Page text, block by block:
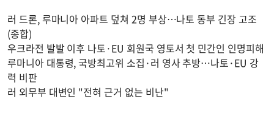
러 드론, 루마니아 아파트 덮쳐 2명 부상…나토 동부 긴장 고조
(종합)
우크라전 발발 이후 나토·EU 회원국 영토서 첫 민간인 인명피해
루마니아 대통령, 국방최고위 소집·러 영사 추방…나토·EU 강
력 비판
러 외무부 대변인 "전혀 근거 없는 비난"